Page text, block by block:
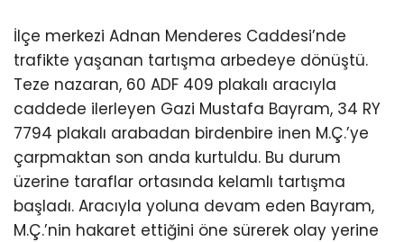
İlçe merkezi Adnan Menderes Caddesi’nde
trafikte yaşanan tartışma arbedeye dönüştü.
Teze nazaran, 60 ADF 409 plakalı aracıyla
caddede ilerleyen Gazi Mustafa Bayram, 34 RY
7794 plakalı arabadan birdenbire inen M.Ç.’ye
çarpmaktan son anda kurtuldu. Bu durum
üzerine taraflar ortasında kelamlı tartışma
başladı. Aracıyla yoluna devam eden Bayram,
M.Ç.’nin hakaret ettiğini öne sürerek olay yerine